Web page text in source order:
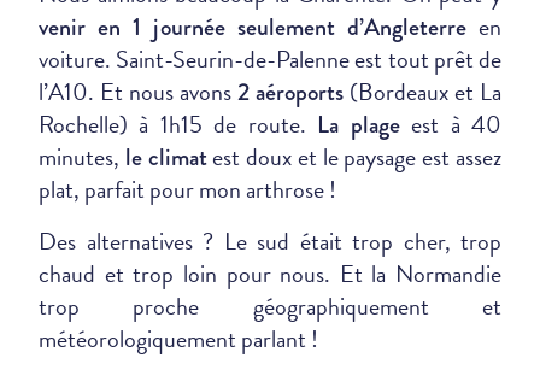
venir en 1 journée seulement d’Angleterreen
voiture. Saint-Seurin-de-Palenne est tout prêt de
l’A10. Et nous avons2 aéroports (Bordeaux et La
Rochelle) à 1h15 de route. La plageest à 40
minutes, le climatest doux et le paysage est assez
plat, parfait pour mon arthrose !
Des alternatives ? Le sud était trop cher, trop
chaud et trop loin pour nous. Et la Normandie
trop proche géographiquement et
météorologiquement parlant !